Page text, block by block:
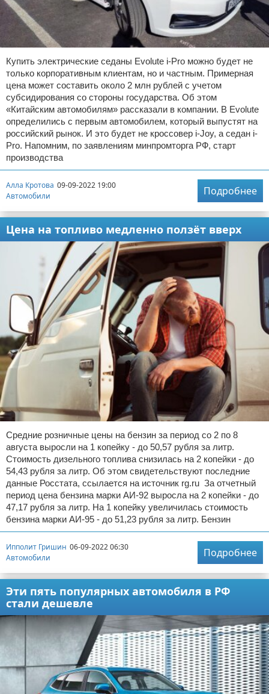
Купить электрические седаны Evolute i-Pro можно будет не
только корпоративным клиентам, но и частным. Примерная
цена может составить около 2 млн рублей с учетом
субсидирования со стороны государства. Об этом
«Китайским автомобилям» рассказали в компании. В Evolute
определились с первым автомобилем, который выпустят на
российский рынок. И это будет не кроссовер i-Joy, а седан i-
Pro. Напомним, по заявлениям минпромторга РФ, старт
производства
Алла Кротова 09-09-2022 19:00
Автомобили
Подробнее
Цена на топливо медленно ползёт вверх
Средние розничные цены на бензин за период со 2 по 8
августа выросли на 1 копейку - до 50,57 рубля за литр.
Стоимость дизельного топлива снизилась на 2 копейки - до
54,43 рубля за литр. Об этом свидетельствуют последние
данные Росстата, ссылается на источник rg.ru За отчетный
период цена бензина марки АИ-92 выросла на 2 копейки - до
47,17 рубля за литр. На 1 копейку увеличилась стоимость
бензина марки АИ-95 - до 51,23 рубля за литр. Бензин
Ипполит Гришин 06-09-2022 06:30
Автомобили
Подробнее
Эти пять популярных автомобиля в РФ
стали дешевле